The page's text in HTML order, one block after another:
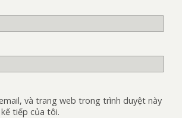
và trang web trong trình duyệt này
tiếp của tôi.